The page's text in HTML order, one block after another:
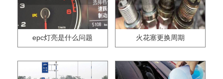
epc灯亮是什么问题 火花塞更换周期